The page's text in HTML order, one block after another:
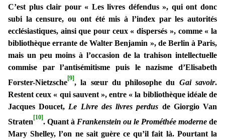
C’est plus clair pour « Les livres défendus », qui ont donc
subi la censure, ou ont été mis à l’index par les autorités
ecclésiastiques, ainsi que pour ceux « dispersés », comme « la
bibliothèque errante de Walter Benjamin », de Berlin à Paris,
mais un peu moins à l’occasion de la trahison intellectuelle
commise par l’antisémitisme puis le nazisme d’Elisabeth
Forster-Nietzsche[9], la sœur du philosophe du Gai savoir.
Restent ceux « qui sauvent », entre « la bibliothèque idéale de
Jacques Doucet, Le Livre des livres perdus de Giorgio Van
Straten [10]. Quant à Frankenstein ou le Prométhée moderne de
Mary Shelley, l’on ne sait guère ce qu’il fait là. Pourtant la